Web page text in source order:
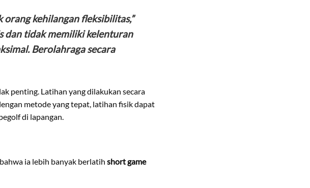
kehilangan fleksibilitas,”
dan tidak memiliki kelenturan
Berolahraga secara
penting. Latihan yang dilakukan secara
metode yang tepat, latihan fisik dapat
di lapangan.
ia lebih banyak berlatih short game